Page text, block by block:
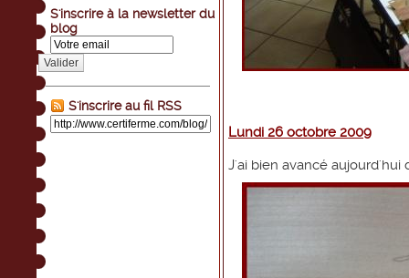
S'inscrire à la newsletter du
blog
Valider
S'inscrire au fil RSS
Lundi 26 octobre 2009
J'ai bien avancé aujourd'hui